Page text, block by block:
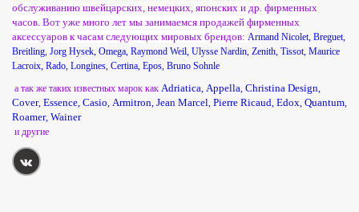
обслуживанию швейцарских, немецких, японских и др. фирменных
часов. Вот уже много лет мы занимаемся продажей фирменных
аксессуаров к часам следующих мировых брендов: Armand Nicolet Breguet
Breitling Jorg Hysek Omega Raymond Weil Ulysse Nardin Zenith Tissot Maurice
Lacroix Rado Longines Certina Epos Bruno Sohnle
а так же таких известных марок как Adriatica Appella Christina Design
Cover, Essence Casio Armitron Jean Marcel Pierre Ricaud Edox Quantum
Roamer, Wainer
и другие